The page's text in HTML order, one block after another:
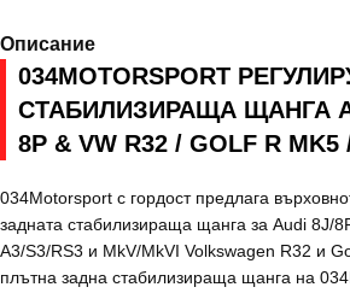
Описание
034MOTORSPORT
СТАБИЛИЗИРАЩА ЩАНГА
8P & VW R32 / GOLF R MK5
034Motorsport с гордост предлага
задната стабилизираща щанга за Audi 8J/
A3/S3/RS3 и MkV/MkVI Volkswagen R32 и
плътна задна стабилизираща щанга на